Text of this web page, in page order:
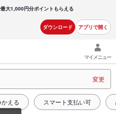
大1,000円分ポイントもらえる
ダウンロード アプリで開く
マイメニュー
変更
える スマート支払い可